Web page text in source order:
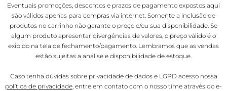
Eventuais promoções, descontos e prazos de pagamento expostos aqui
são válidos apenas para compras via internet. Somente a inclusão de
produtos no carrinho não garante o preço e/ou sua disponibilidade. Se
algum produto apresentar divergências de valores, o preço válido é o
exibido na tela de fechamento/pagamento. Lembramos que as vendas
estão sujeitas a análise e disponibilidade de estoque.
Caso tenha dúvidas sobre privacidade de dados e LGPD acesso nossa
política de privacidade, entre em contato com o nosso time através do e-